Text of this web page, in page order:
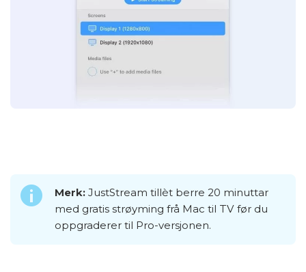
Merk: JustStream tillèt berre 20 minuttar
med gratis strøyming frå Mac til TV før du
oppgraderer til Pro-versjonen.